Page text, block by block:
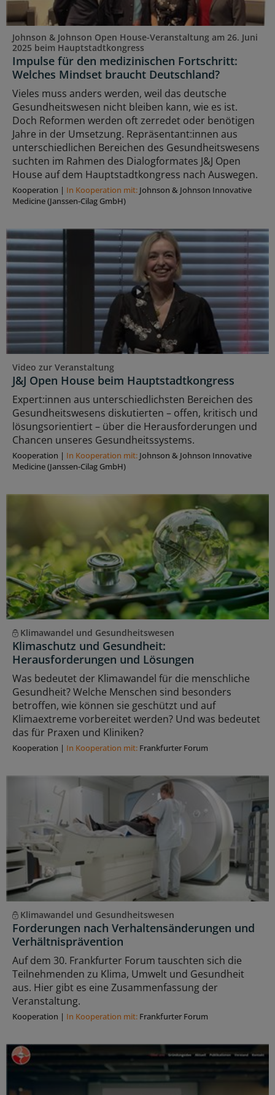
Johnson & Johnson Open House-Veranstaltung am 26. Juni
2025 beim Hauptstadtkongress
Impulse für den medizinischen Fortschritt:
Welches Mindset braucht Deutschland?
Vieles muss anders werden, weil das deutsche
Gesundheitswesen nicht bleiben kann, wie es ist.
Doch Reformen werden oft zerredet oder benötigen
Jahre in der Umsetzung. Repräsentant:innen aus
unterschiedlichen Bereichen des Gesundheitswesens
suchten im Rahmen des Dialogformates J&J Open
House auf dem Hauptstadtkongress nach Auswegen.
Kooperation | In Kooperation mit: Johnson & Johnson Innovative
Medicine (Janssen-Cilag GmbH)
Video zur Veranstaltung
J&J Open House beim Hauptstadtkongress
Expert:innen aus unterschiedlichsten Bereichen des
Gesundheitswesens diskutierten – offen, kritisch und
lösungsorientiert – über die Herausforderungen und
Chancen unseres Gesundheitssystems.
Kooperation | In Kooperation mit: Johnson & Johnson Innovative
Medicine (Janssen-Cilag GmbH)
Klimawandel und Gesundheitswesen
Klimaschutz und Gesundheit:
Herausforderungen und Lösungen
Was bedeutet der Klimawandel für die menschliche
Gesundheit? Welche Menschen sind besonders
betroffen, wie können sie geschützt und auf
Klimaextreme vorbereitet werden? Und was bedeutet
das für Praxen und Kliniken?
Kooperation | In Kooperation mit: Frankfurter Forum
Klimawandel und Gesundheitswesen
Forderungen nach Verhaltensänderungen und
Verhältnisprävention
Auf dem 30. Frankfurter Forum tauschten sich die
Teilnehmenden zu Klima, Umwelt und Gesundheit
aus. Hier gibt es eine Zusammenfassung der
Veranstaltung.
Kooperation | In Kooperation mit: Frankfurter Forum